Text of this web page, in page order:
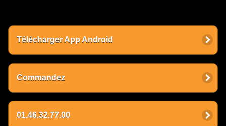
Télécharger App Android
Commandez
01.46.32.77.00